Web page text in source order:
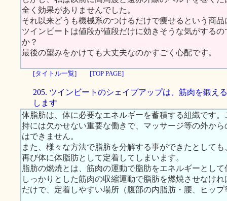
全く効果がありませんでした。
それ以来どうも機械系のつけるだけで痩せるという商
ツインビートは値段が値段だけに効きそうな気がする
か？
最後の望みをかけても大丈夫なのかすごく心配です。
[タイトル一覧] [TOP PAGE]
205. ツインビートのシェイプアップは、筋肉を鍛え
します
体脂肪は、体に必要なエネルギーを蓄積する組織です
持には欠かせない重要な働きで、マッサージ等の外か
はできません。
また、様々な方法で脂肪を分解する事ができたとして
再び体に体脂肪として定着してしまいます。
脂肪の燃焼とは、筋肉の運動で脂肪をエネルギーとし
しっかりとした筋肉の収縮運動で脂肪を燃焼させなけ
だけで、定着しやすい場所（腹部の内脂肪・腰、ヒッ